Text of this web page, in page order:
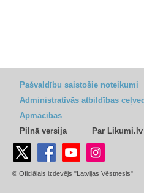
Pašvaldību saistošie noteikumi
Administratīvās atbildības
Apmācības
Pilnā versija
Par Likumi.lv
© Oficiālais izdevējs "Latvijas Vēstnesis"